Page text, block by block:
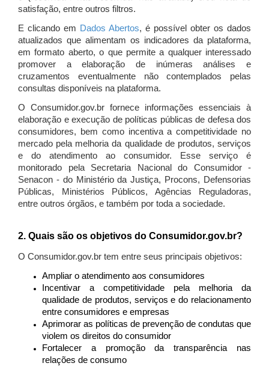
satisfação, entre outros filtros.
E clicando em Dados Abertos, é possível obter os dados
atualizados que alimentam os indicadores da plataforma,
em formato aberto, o que permite a qualquer interessado
promover a elaboração de inúmeras análises e
cruzamentos eventualmente não contemplados pelas
consultas disponíveis na plataforma.
O Consumidor.gov.br fornece informações essenciais à
elaboração e execução de políticas públicas de defesa dos
consumidores, bem como incentiva a competitividade no
mercado pela melhoria da qualidade de produtos, serviços
e do atendimento ao consumidor. Esse serviço é
monitorado pela Secretaria Nacional do Consumidor -
Senacon - do Ministério da Justiça, Procons, Defensorias
Públicas, Ministérios Públicos, Agências Reguladoras,
entre outros órgãos, e também por toda a sociedade.
2. Quais são os objetivos do Consumidor.gov.br?
O Consumidor.gov.br tem entre seus principais objetivos:
Ampliar o atendimento aos consumidores
Incentivar a competitividade pela melhoria da
qualidade de produtos, serviços e do relacionamento
entre consumidores e empresas
Aprimorar as políticas de prevenção de condutas que
violem os direitos do consumidor
Fortalecer a promoção da transparência nas
relações de consumo